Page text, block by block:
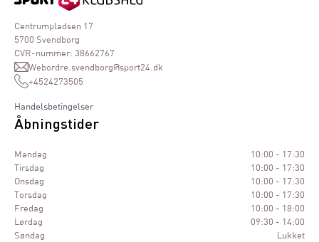
Centrumpladsen 17
5700 Svendborg
CVR-nummer: 38662767
Webordre.svendborg@sport24.dk
+4524273505
Handelsbetingelser
Åbningstider
Mandag
10:00 - 17:30
Tirsdag
10:00 - 17:30
Onsdag
10:00 - 17:30
Torsdag
10:00 - 17:30
Fredag
10:00 - 18:00
Lørdag
09:30 - 14:00
Søndag
Lukket